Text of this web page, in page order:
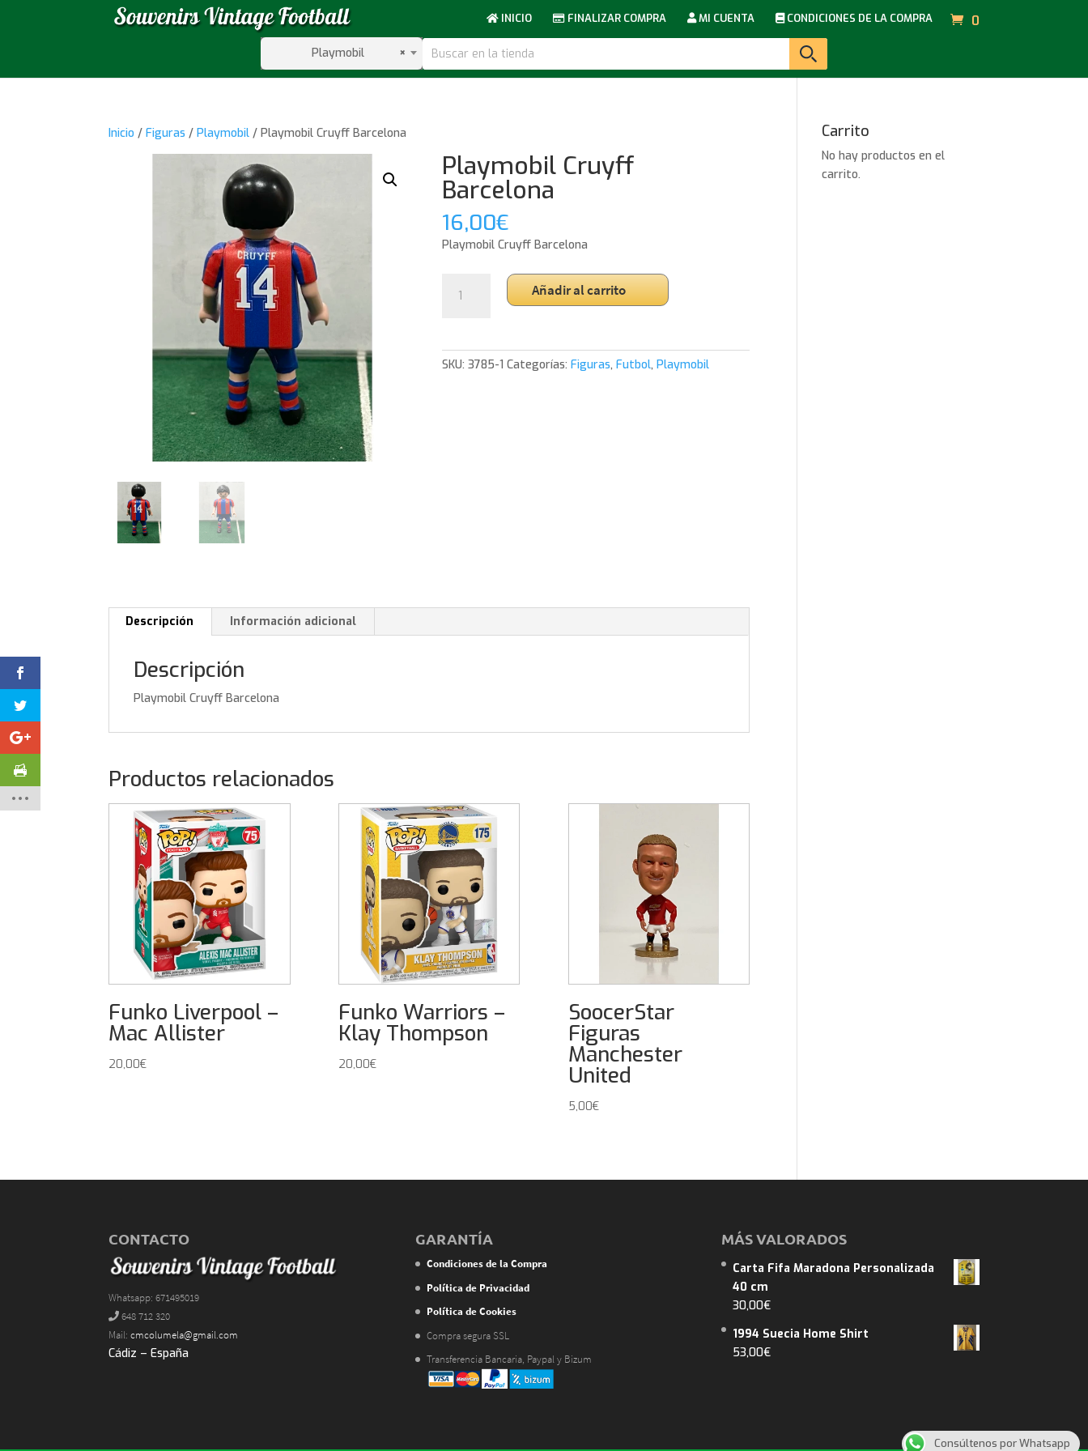
INICIO FINALIZAR COMPRA MI CUENTA CONDICIONES DE LA COMPRA 0
×
Playmobil
Inicio /Figuras /Playmobil / Playmobil Cruyff Barcelona
Playmobil Cruyff
Barcelona
16,00€
Playmobil Cruyff Barcelona
Cruyff
Añadir al carrito
SKU:3785-1 Categorías:Figuras,Futbol,Playmobil
Descripción Información adicional
Descripción
Playmobil Cruyff Barcelona
Productos relacionados
Funko Liverpool –
Mac Allister
20,00€
Funko Warriors –
Klay Thompson
20,00€
SoocerStar
Figuras
Manchester
United
5,00€
Carrito
No hay productos en el
carrito.
CONTACTO
Whatsapp: 671495019
648 712 320
Mail:cmcolumela@gmail.com
Cádiz – España
GARANTÍA
Condiciones de la Compra
Política de Privacidad
Política de Cookies
Compra segura SSL
Transferencia Bancaria, Paypal y Bizum
MÁS VALORADOS
Carta Fifa Maradona Personalizada
40 cm
30,00€
1994 Suecia Home Shirt
53,00€
Consúltenos por Whatsapp